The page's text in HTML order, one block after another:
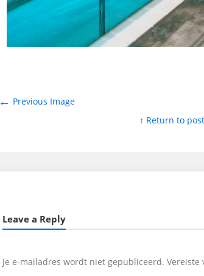
← Previous Image
↑ Return to post
Leave a Reply
Je e-mailadres wordt niet gepubliceerd. Vereiste